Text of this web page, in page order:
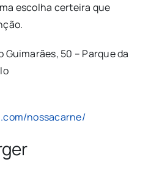
escolha certeira que
Guimarães, 50 – Parque da
nossacarne/